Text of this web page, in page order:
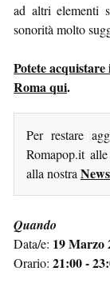
ad altri elementi
sonorità molto
Potete
Roma qui.
Per restare
Romapop.it alle
alla nostra
Quando
Data/e: 19 Marzo
Orario: 21:00 -